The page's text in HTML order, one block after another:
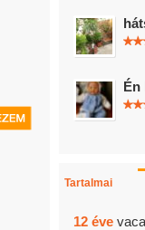
Én
Tartalmai
12 éve